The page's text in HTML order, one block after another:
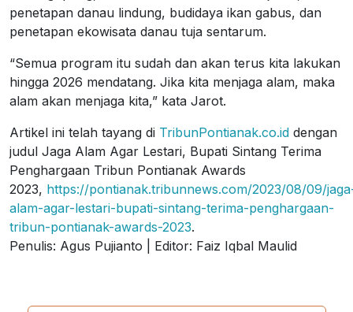
penetapan danau lindung, budidaya ikan gabus, dan
penetapan ekowisata danau tuja sentarum.
“Semua program itu sudah dan akan terus kita lakukan
hingga 2026 mendatang. Jika kita menjaga alam, maka
alam akan menjaga kita,” kata Jarot.
Artikel ini telah tayang di TribunPontianak.co.id dengan
judul Jaga Alam Agar Lestari, Bupati Sintang Terima
Penghargaan Tribun Pontianak Awards
2023, https://pontianak.tribunnews.com/2023/08/09/
alam-agar-lestari-bupati-sintang-terima-penghargaan-
tribun-pontianak-awards-2023.
Penulis: Agus Pujianto | Editor: Faiz Iqbal Maulid